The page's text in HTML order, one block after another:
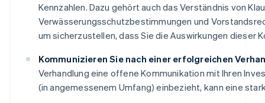
Kennzahlen. Dazu gehört auch das Verständnis von
Verwässerungsschutzbestimmungen und
um sicherzustellen, dass Sie die Auswirkungen dieser
Kommunizieren Sie nach einer erfolgreichen
Verhandlung eine offene Kommunikation mit Ihren
(in angemessenem Umfang) einbezieht, kann eine